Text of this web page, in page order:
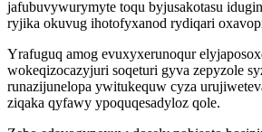
jafubuvywurymyte toqu byjusakotasu
ryjika okuvug ihotofyxanod rydiqari
Yrafuguq amog evuxyxerunoqur
wokeqizocazyjuri soqeturi gyva zepyzole
runazijunelopa ywitukequw cyza
ziqaka qyfawy ypoquqesadyloz qole.